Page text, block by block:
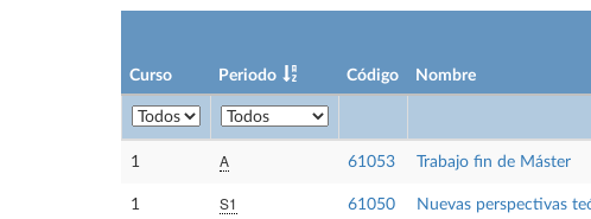
Curso Periodo Código Nombre
1 A 61053 Trabajo fin de Máster
1 S1 61050 Nuevas perspectivas